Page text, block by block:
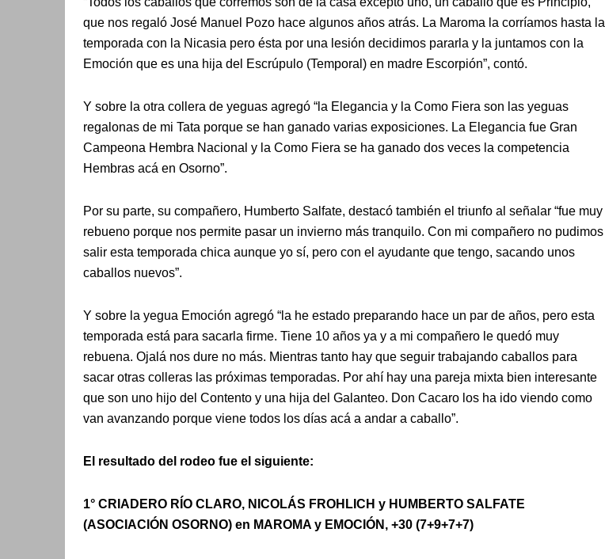
que nos regaló José Manuel Pozo hace algunos años atrás. La Maroma la corríamos hasta la
temporada con la Nicasia pero ésta por una lesión decidimos pararla y la juntamos con la
Emoción que es una hija del Escrúpulo (Temporal) en madre Escorpión”, contó.
Y sobre la otra collera de yeguas agregó “la Elegancia y la Como Fiera son las yeguas
regalonas de mi Tata porque se han ganado varias exposiciones. La Elegancia fue Gran
Campeona Hembra Nacional y la Como Fiera se ha ganado dos veces la competencia
Hembras acá en Osorno”.
Por su parte, su compañero, Humberto Salfate, destacó también el triunfo al señalar “fue muy
rebueno porque nos permite pasar un invierno más tranquilo. Con mi compañero no pudimos
salir esta temporada chica aunque yo sí, pero con el ayudante que tengo, sacando unos
caballos nuevos”.
Y sobre la yegua Emoción agregó “la he estado preparando hace un par de años, pero esta
temporada está para sacarla firme. Tiene 10 años ya y a mi compañero le quedó muy
rebuena. Ojalá nos dure no más. Mientras tanto hay que seguir trabajando caballos para
sacar otras colleras las próximas temporadas. Por ahí hay una pareja mixta bien interesante
que son uno hijo del Contento y una hija del Galanteo. Don Cacaro los ha ido viendo como
van avanzando porque viene todos los días acá a andar a caballo”.
El resultado del rodeo fue el siguiente:
1° CRIADERO RÍO CLARO, NICOLÁS FROHLICH y HUMBERTO SALFATE
(ASOCIACIÓN OSORNO) en MAROMA y EMOCIÓN, +30 (7+9+7+7)